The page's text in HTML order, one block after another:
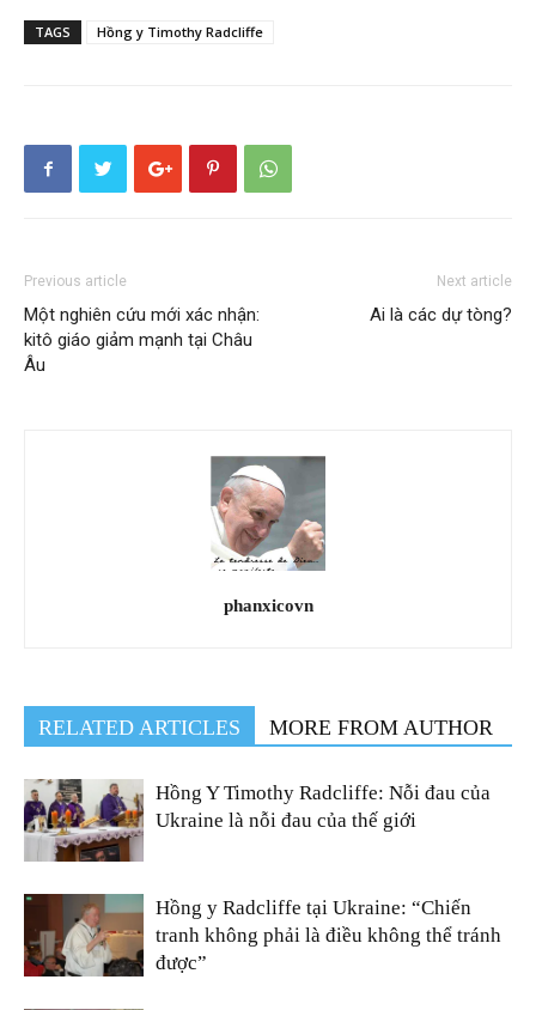
TAGS Hồng y Timothy Radcliffe
Previous article
Một nghiên cứu mới xác nhận:
kitô giáo giảm mạnh tại Châu
Âu
Next article
Ai là các dự tòng?
phanxicovn
RELATED ARTICLES MORE FROM AUTHOR
Hồng Y Timothy Radcliffe: Nỗi đau của
Ukraine là nỗi đau của thế giới
Hồng y Radcliffe tại Ukraine: “Chiến
tranh không phải là điều không thể tránh
được”